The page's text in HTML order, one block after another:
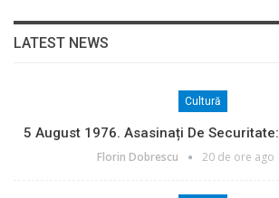
LATEST NEWS
Cultură
5 August 1976. Asasinați De
Florin Dobrescu 20 de ore ago